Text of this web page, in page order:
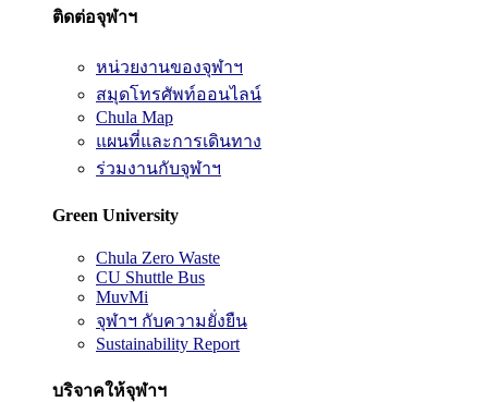
ติดต่อจุฬาฯ
หน่วยงานของจุฬาฯ
สมุดโทรศัพท์ออนไลน์
Chula Map
แผนที่และการเดินทาง
ร่วมงานกับจุฬาฯ
Green University
Chula Zero Waste
CU Shuttle Bus
MuvMi
จุฬาฯ กับความยั่งยืน
Sustainability Report
บริจาคให้จุฬาฯ